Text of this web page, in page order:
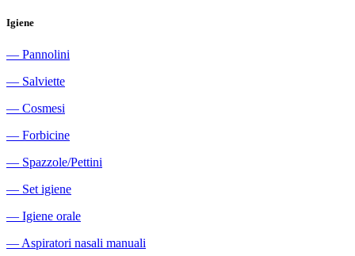
Igiene
― Pannolini
― Salviette
― Cosmesi
― Forbicine
― Spazzole/Pettini
― Set igiene
― Igiene orale
― Aspiratori nasali manuali